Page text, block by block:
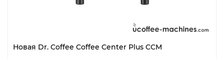
Новая Dr. Coffee Coffee Center Plus CCM